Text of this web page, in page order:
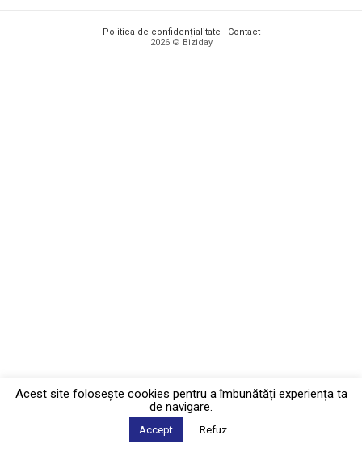
Politica de confidențialitate · Contact
2026 © Biziday
Acest site foloseşte cookies pentru a îmbunătăți experiența ta
de navigare.
Accept Refuz